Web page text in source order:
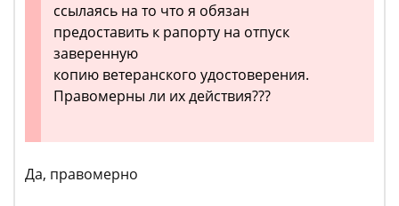
ссылаясь на то что я обязан
предоставить к рапорту на отпуск
заверенную
копию ветеранского удостоверения.
Правомерны ли их действия???
Да, правомерно